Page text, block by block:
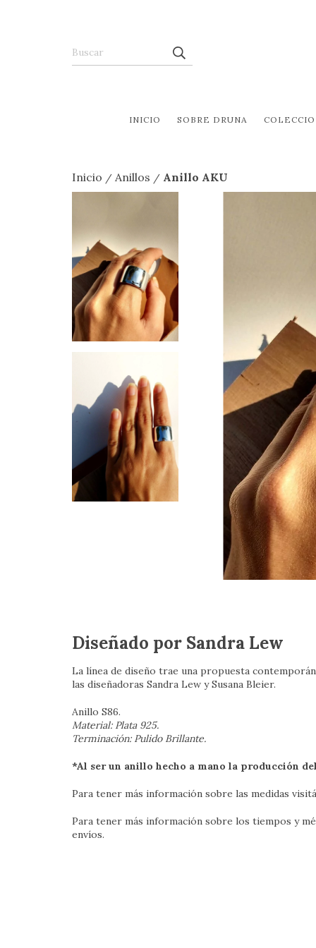
INICIO SOBRE DRUNA
Inicio / Anillos / Anillo AKU
Diseñado por Sandra Lew
La línea de diseño trae una propuesta
las diseñadoras Sandra Lew y Susana Bleier.
Anillo S86.
Material: Plata 925.
Terminación: Pulido Brillante.
*Al ser un anillo hecho a mano la producción
Para tener más información sobre las medidas
Para tener más información sobre los tiempos y
envíos.